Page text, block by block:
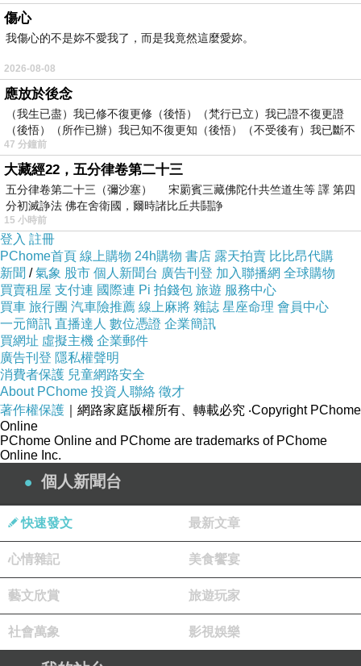
終於找到了這輛寶號【7號公車】！
傷心
我傷心的不是妳不愛我了，而是我竟然這麼愛妳。
2026-08-08
應放於後念
（我生已盡）我已修不復更修（後悟）（梵行已立）我已證不復更證
（後悟）（所作已辦）我已知不復更知（後悟）（不受後有）我已斷不
復
47 分鐘前
大藏經22，五分律卷第二十三
五分律卷第二十三（彌沙塞） 宋罽賓三藏佛陀什共竺道生等 譯 第四
分初滅諍法 佛在舍衛國，爾時諸比丘共鬪諍
15 小時前
登入 註冊
PChome首頁 線上購物 24h購物 書店 露天拍賣 比比昂代購
新聞 /氣象 股市 個人新聞台 廣告刊登 加入聯播網 全球購物
買賣租屋 支付連 國際連 Pi 拍錢包 旅遊 服務中心
買車 旅行團 汽車險推薦 線上麻將 雜誌 星座命理 會員中心
一元簡訊 直播達人 數位憑證 企業簡訊
買網址 虛擬主機 企業郵件
廣告刊登 隱私權聲明
消費者保護 兒童網路安全
About PChome 投資人聯絡 徵才
著作權保護 ｜網路家庭版權所有、轉載必究 ‧Copyright PChome
Online
PChome Online and PChome are trademarks of PChome
Online Inc.
個人新聞台
快速發文 最新文章
心情雜記 美食饗宴
藝文欣賞 旅遊玩家
社會萬象 影視娛樂